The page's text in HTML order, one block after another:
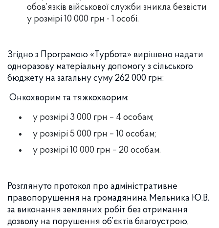
обов’язків військової служби зникла безвісти
у розмірі 10 000 грн - 1 особі.
Згідно з Програмою «Турбота» вирішено надати
одноразову матеріальну допомогу з сільського
бюджету на загальну суму 262 000 грн:
Онкохворим та тяжкохворим:
у розмірі 3 000 грн – 4 особам;
у розмірі 5 000 грн – 10 особам;
у розмірі 10 000 грн – 20 особам.
Розглянуто протокол про адміністративне
правопорушення на громадянина Мельника Ю.В.
за виконання земляних робіт без отримання
дозволу на порушення об’єктів благоустрою,